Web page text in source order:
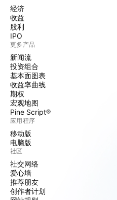
经济
收益
股利
IPO
更多产品
新闻流
投资组合
基本面图表
收益率曲线
期权
宏观地图
Pine Script®
应用程序
移动版
电脑版
社区
社交网络
爱心墙
推荐朋友
创作者计划